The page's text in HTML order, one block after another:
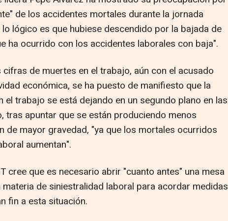
de los accidentes mortales durante la jornada
lógico es que hubiese descendido por la bajada de
ha ocurrido con los accidentes laborales con baja".
cifras de muertes en el trabajo, aún con el acusado
económica, se ha puesto de manifiesto que la
el trabajo se está dejando en un segundo plano en las
tras apuntar que se están produciendo menos
de mayor gravedad, "ya que los mortales ocurridos
aumentan".
cree que es necesario abrir "cuanto antes" una mesa
de siniestralidad laboral para acordar medidas
fin a esta situación.